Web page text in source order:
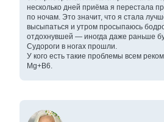
несколько дней приёма я перестала
по ночам. Это значит, что я стала
высыпаться и утром просыпаюсь
отдохнувшей — иногда даже раньше
Судороги в ногах прошли.
У кого есть такие проблемы всем
Mg+B6.